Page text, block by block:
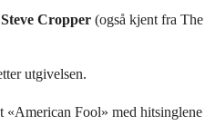
Steve Cropper (også kjent fra
utgivelsen.
Fool» med